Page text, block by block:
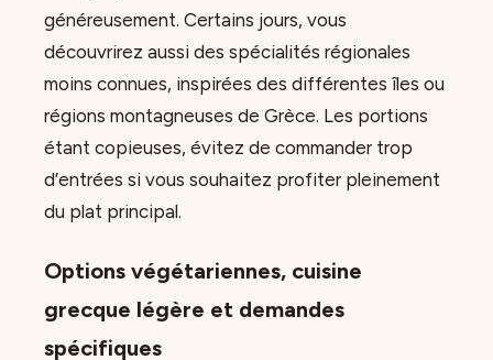
généreusement. Certains jours, vous
découvrirez aussi des spécialités régionales
moins connues, inspirées des différentes îles ou
régions montagneuses de Grèce. Les portions
étant copieuses, évitez de commander trop
d’entrées si vous souhaitez profiter pleinement
du plat principal.
Options végétariennes, cuisine
grecque légère et demandes
spécifiques